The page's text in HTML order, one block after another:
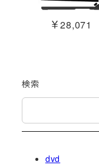
￥28,071
検索
dvd